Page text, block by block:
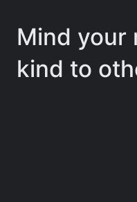
Mind your
kind to